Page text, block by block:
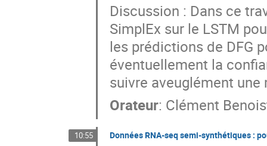
Discussion : Dans ce
SimplEx sur le LSTM
les prédictions de DFG
éventuellement la
suivre aveuglément
Orateur: Clément
10:55 Données RNA-seq semi-synthétiques :